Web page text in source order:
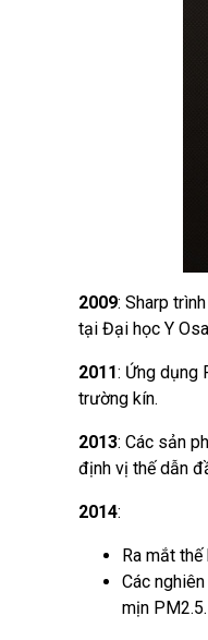
2009: Sharp
tại Đại học Y
2011: Ứng dụng
trường kín.
2013: Các sản
định vị thế dẫn
2014:
Ra mắt
Các
mịn PM2.5.